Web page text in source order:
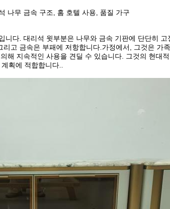
나무 금속 구조, 홈 호텔 사용, 품질 가구
니다. 대리석 윗부분은 나무와 금속 기판에 단단히 고
고 금속은 부패에 저항합니다.가정에서, 그것은 가
해 지속적인 사용을 견딜 수 있습니다. 그것의 현대
획에 적합합니다..